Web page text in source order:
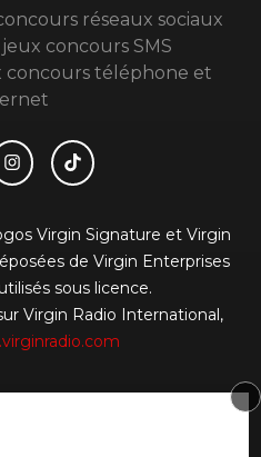
réseaux sociaux
concours SMS
concours téléphone et
Virgin Signature et Virgin
de Virgin Enterprises
sous licence.
Virgin Radio International,